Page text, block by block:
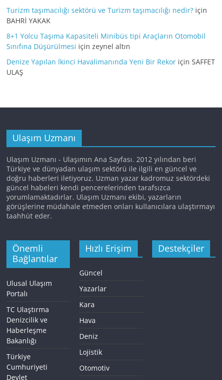
Turizm taşımacılığı sektörü ve Turizm taşımacılığı nedir? için
BAHRİ YAKAK
8+1 Yolcu Taşıma Kapasiteli Minibüs tipi Araçların Otomobil
Sınıfına Düşürülmesi içinzeynel altın
Denize Yapılan İkinci Havalimanında Yeni Bir Rekor içinSAFFET
ULAŞ
Ulaşım Uzmanı
Ulaşım Uzmanı - Ulaşımın Ana Sayfası. 2012 yılından beri
Türkiye ve dünyadan ulaşım sektörü ile ilgili en güncel ve
doğru haberleri iletiyoruz. Uzman yazar kadromuz sektördeki
güncel habeleri kendi pencerelerinden tarafsızca
yorumlamaktadırlar. Ulaşım Uzmanı ekibi, yazarların
görüşlerine müdahale etmeden onları kullanıcılara ulaştırmayı
taahhüt eder.
Önemli
Bağlantılar
Ulusal Ulaşım
Portalı
TC Ulaştırma
Denizcilik ve
Haberleşme
Bakanlığı
Türkiye
Cumhuriyeti
Devlet
Hızlı Erişim
Güncel
Yazarlar
Kara
Hava
Deniz
Lojistik
Otomotiv
Destekçiler